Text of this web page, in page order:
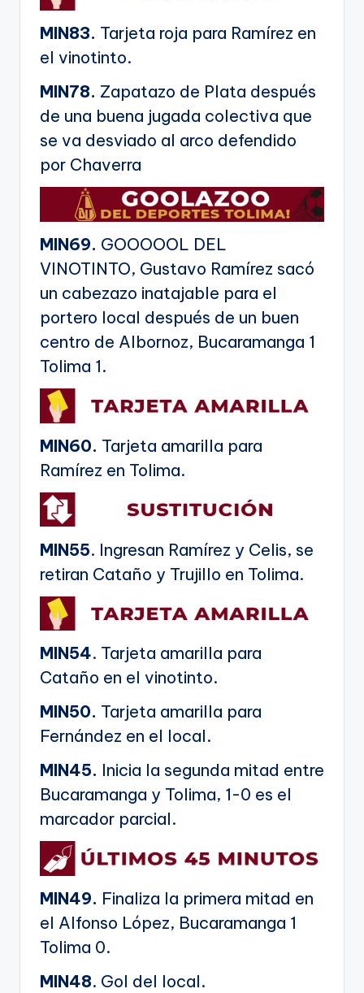
MIN83. Tarjeta roja para Ramírez en
el vinotinto.
MIN78. Zapatazo de Plata después
de una buena jugada colectiva que
se va desviado al arco defendido
por Chaverra
MIN69. GOOOOOL DEL
VINOTINTO, Gustavo Ramírez sacó
un cabezazo inatajable para el
portero local después de un buen
centro de Albornoz, Bucaramanga 1
Tolima 1.
MIN60. Tarjeta amarilla para
Ramírez en Tolima.
MIN55. Ingresan Ramírez y Celis, se
retiran Cataño y Trujillo en Tolima.
MIN54. Tarjeta amarilla para
Cataño en el vinotinto.
MIN50. Tarjeta amarilla para
Fernández en el local.
MIN45. Inicia la segunda mitad entre
Bucaramanga y Tolima, 1-0 es el
marcador parcial.
MIN49. Finaliza la primera mitad en
el Alfonso López, Bucaramanga 1
Tolima 0.
MIN48. Gol del local.